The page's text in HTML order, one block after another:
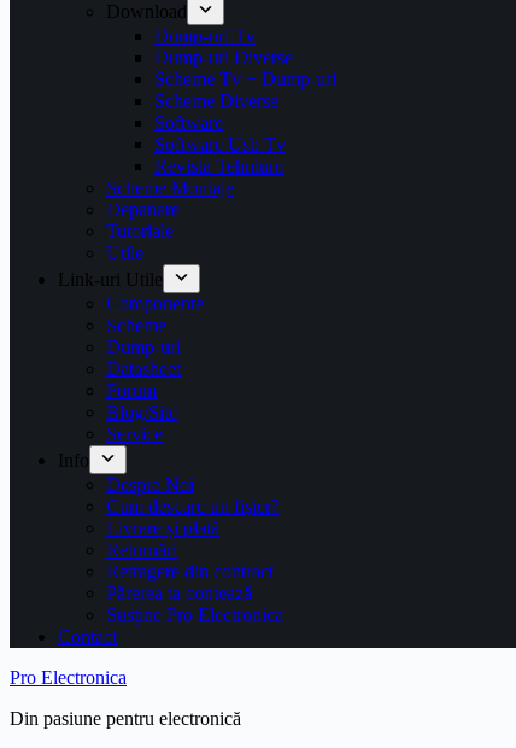
Download
Dump-uri Tv
Dump-uri Diverse
Scheme Tv + Dump-uri
Scheme Diverse
Software
Software Usb Tv
Revista Tehnium
Scheme Montaje
Depanare
Tutoriale
Utile
Link-uri Utile
Componente
Scheme
Dump-uri
Datasheet
Forum
Blog/Site
Service
Info
Despre Noi
Cum descarc un fişier?
Livrare și plată
Returnări
Retragere din contract
Părerea ta contează
Susține Pro Electronica
Contact
Pro Electronica
Din pasiune pentru electronică